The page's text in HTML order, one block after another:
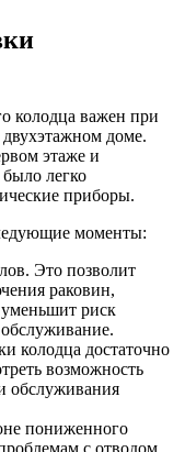
колодца важен при
доме.
этаже и
было легко
приборы.
моменты:
Это позволит
раковин,
риск
колодца достаточно
возможность
обслуживания
пониженного
с отводом